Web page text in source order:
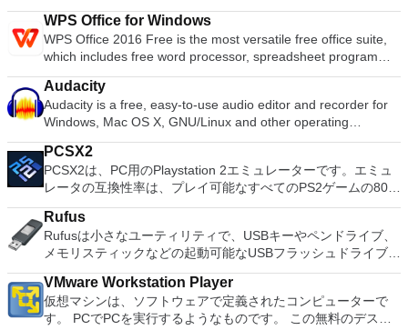
ーションおよびディスク管理ユーティリティです。パーティシ
ョンの拡張（特にシステムドライブ用）、ディスク領域の管
理、MBRおよびGUIDパーティションテーブル（GPT）ディス
クのディスク領域不足の問題の解決を可能にします。 パーテ
ィションのサイズ変更/移動システムドライブを拡張するディ
スクとパーティションをコピーパーティションをマージ分割パ
ーティション空き領域を再分配するダイナミックディスクの変
換パーティションを回復する
WPS Office for Windows
WPS Office 2016 Free is the most versatile free office suite,
which includes free word processor, spreadsheet program
and presentation maker. With these three programs you will
easily be able to deal with any office related tasks. WPS
Office 2016 Free has multiple language support for English,
French, German, Spanish, Portuguese,Russian and Polish
languages. To switch between languages requires only a
single click! Despite being a free suite, WPS Office comes
with many innovative features, such as the paragraph
adjustment tool and multiple tabbed feature. It also has a PDF
converter, spell check and word count feature. WPS Office
2016 Personal Edition supports switching language UI,File
Roaming and Docer online templates. Key features include:
Writer Efficient word processor. Presentation Multimedia
presentations creator. Spreadsheets Powerful tool for data
processing and analysis. 100% compatible with MS Office
document file types (.docx, .pptx, .xlsx, etc.). Thousands of
Audacity
Audacity is a free, easy-to-use audio editor and recorder for
Windows, Mac OS X, GNU/Linux and other operating
systems. You can use Audacity to: Record live audio. Convert
tapes and records into digital recordings or CDs. Edit Ogg
Vorbis, MP3, WAV or AIFF sound files. Cut, copy, splice or mix
sounds together. Change the speed or pitch of a recording.
Add new effects with LADSPA plug-ins. And more!
PCSX2
PCSX2は、PC用のPlaystation 2エミュレーターです。エミュ
レータの互換性率は、プレイ可能なすべてのPS2ゲームの80％
以上を誇っています。かなり強力なコンピューターを所有して
いる場合、PCSX2は優れたエミュレーターです。また、この
アプリケーションはローエンドコンピューターのサポートも提
供するため、Playstation 2コンソールのすべての所有者は、
PCで動作するゲームを見ることができます。 PCSX2エミュレ
ーターを使用すると、PS2コントローラーを使用して、本物の
プレイステーション体験をシミュレートできます。このアプリ
ケーションでは、ディスクからゲームを直接実行することも、
Rufus
Rufusは小さなユーティリティで、USBキーやペンドライブ、
メモリスティックなどの起動可能なUSBフラッシュドライブを
フォーマットおよび作成できます。 Rufusは、次のシナリオで
役立ちます。 Windows、Linux、およびUEFI用の起動可能な
ISOからUSBインストールメディアを作成する必要がある場
合。 OSがインストールされていないシステムで作業する必要
VMware Workstation Player
仮想マシンは、ソフトウェアで定義されたコンピューターで
す。 PCでPCを実行するようなものです。 この無料のデスク